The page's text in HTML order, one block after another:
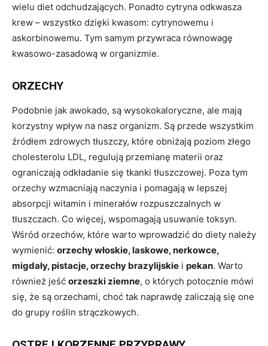
wielu diet odchudzających. Ponadto cytryna odkwasza
krew – wszystko dzięki kwasom: cytrynowemu i
askorbinowemu. Tym samym przywraca równowagę
kwasowo-zasadową w organizmie.
ORZECHY
Podobnie jak awokado, są wysokokaloryczne, ale mają
korzystny wpływ na nasz organizm. Są przede wszystkim
źródłem zdrowych tłuszczy, które obniżają poziom złego
cholesterolu LDL, regulują przemianę materii oraz
ograniczają odkładanie się tkanki tłuszczowej. Poza tym
orzechy wzmacniają naczynia i pomagają w lepszej
absorpcji witamin i minerałów rozpuszczalnych w
tłuszczach. Co więcej, wspomagają usuwanie toksyn.
Wśród orzechów, które warto wprowadzić do diety należy
wymienić: orzechy włoskie, laskowe, nerkowce,
migdały, pistacje, orzechy brazylijskie i pekan. Warto
również jeść orzeszki ziemne, o których potocznie mówi
się, że są orzechami, choć tak naprawdę zaliczają się one
do grupy roślin strączkowych.